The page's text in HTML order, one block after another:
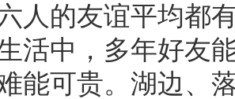
人的友谊平均都
活中，多年好友
能可贵。湖边、